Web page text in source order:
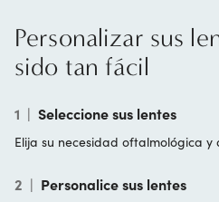
Personalizar sus
sido tan fácil
1 | Seleccione sus lentes
Elija su necesidad oftalmológica
2 | Personalice sus lentes